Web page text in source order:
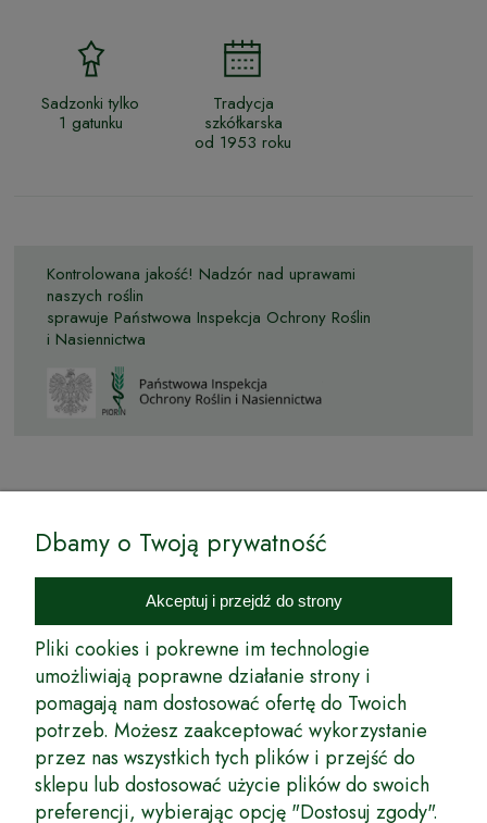
Sadzonki tylko
1 gatunku
Tradycja
szkółkarska
od 1953 roku
Kontrolowana jakość! Nadzór nad uprawami
naszych roślin
sprawuje Państwowa Inspekcja Ochrony Roślin
i Nasiennictwa
Internetowy Sklep Ogrodniczy Podkarpackie Sady to inicjatywa
podkarpackich szkółkarzy, której zamierzeniem jest wprowadzenie na
rynek wysokiej jakości drzewek owocowych, drzewek ozdobnych oraz
innych produktów pozwalających na uprawianie zarówno małych, jak
i dużych sadów oraz ogrodów.
Wspólnie stworzyliśmy dla Państwa kompleksową ofertę - wspaniałe
produkty, dary ziemi ze szkółek drzewek ozdobnych i owocowych,
których tradycje sięgają roku 1953. Drzewka produkowane są
z najwyższą starannością przez trzecie pokolenie plantatorów.
Długoletnie Doświadczenie sprawiło, że wszystkie drzewka cechuje
duża odporność na zmienne warunki atmosferyczne naszego klimatu
Dbamy o Twoją prywatność
Akceptuj i przejdź do strony
Pliki cookies i pokrewne im technologie
umożliwiają poprawne działanie strony i
pomagają nam dostosować ofertę do Twoich
potrzeb. Możesz zaakceptować wykorzystanie
przez nas wszystkich tych plików i przejść do
sklepu lub dostosować użycie plików do swoich
preferencji, wybierając opcję "Dostosuj zgody".